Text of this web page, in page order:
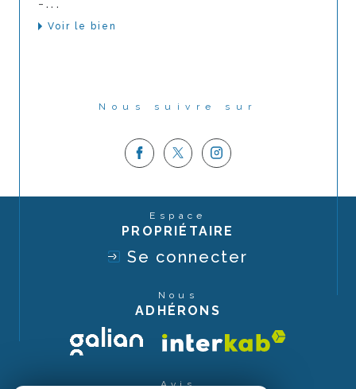
-...
Voir le bien
Nous suivre sur
Espace
PROPRIÉTAIRE
Se connecter
Nous
ADHÉRONS
Avis